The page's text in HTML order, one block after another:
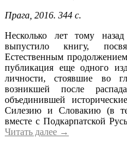
Прага, 2016. 344 с.
Несколько лет тому назад
выпустило книгу,
Естественным
публикация еще одного
личности, стоявшие во
возникшей после
объединившей
Силезию и Словакию (в
вместе с Подкарпатской
Читать далее →